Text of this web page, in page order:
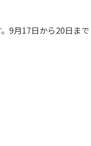
9月17日から20日まで